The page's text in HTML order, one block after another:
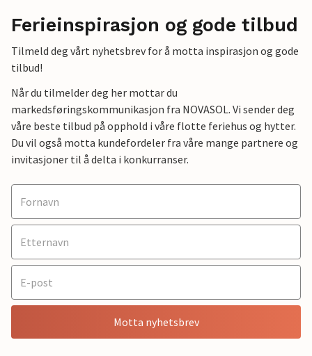
Ferieinspirasjon og gode tilbud
Tilmeld deg vårt nyhetsbrev for å motta inspirasjon og gode
tilbud!
Når du tilmelder deg her mottar du
markedsføringskommunikasjon fra NOVASOL. Vi sender deg
våre beste tilbud på opphold i våre flotte feriehus og hytter.
Du vil også motta kundefordeler fra våre mange partnere og
invitasjoner til å delta i konkurranser.
Motta nyhetsbrev